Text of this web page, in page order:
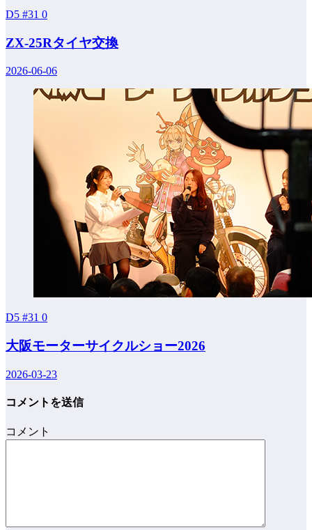
D5 #31 0
ZX-25Rタイヤ交換
2026-06-06
D5 #31 0
大阪モーターサイクルショー2026
2026-03-23
コメントを送信
コメント